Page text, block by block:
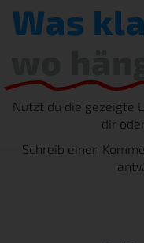
Was
Nutzt du die gezeigte
dir
Schreib einen